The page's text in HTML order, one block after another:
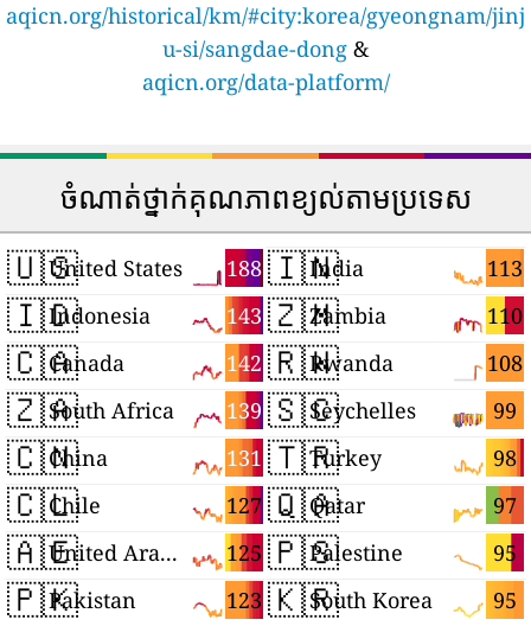
aqicn.org/historical/km/#city:korea/gyeongnam/jinj
u-si/sangdae-dong &
aqicn.org/data-platform/
ចំណាត់ថ្នាក់គុណភាពខ្យល់តាមប្រទេស
🇺🇸 188
United States
🇮🇩 143
Indonesia
🇨🇦 142
Canada
🇿🇦 139
South Africa
🇨🇳 131
China
🇨🇱 127
Chile
🇦🇪 125
United Arab Emirates
🇵🇰 123
Pakistan
🇮🇳 113
India
🇿🇲 110
Zambia
🇷🇼 108
Rwanda
🇸🇨 99
Seychelles
🇹🇷 98
Turkey
🇶🇦 97
Qatar
🇵🇸 95
Palestine
🇰🇷 95
South Korea